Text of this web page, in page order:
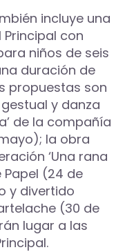
incluye una
Principal con
niños de seis
duración de
propuestas son
y danza
de la compañía
la obra
‘Una rana
Papel (24 de
y divertido
(30 de
lugar a las